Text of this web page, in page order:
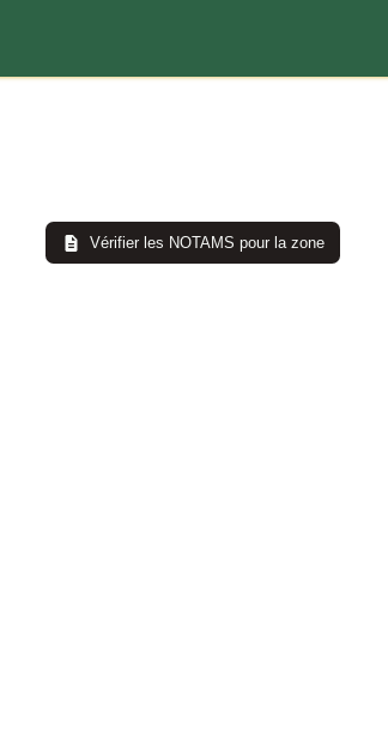
Vérifier les NOTAMS pour la zone